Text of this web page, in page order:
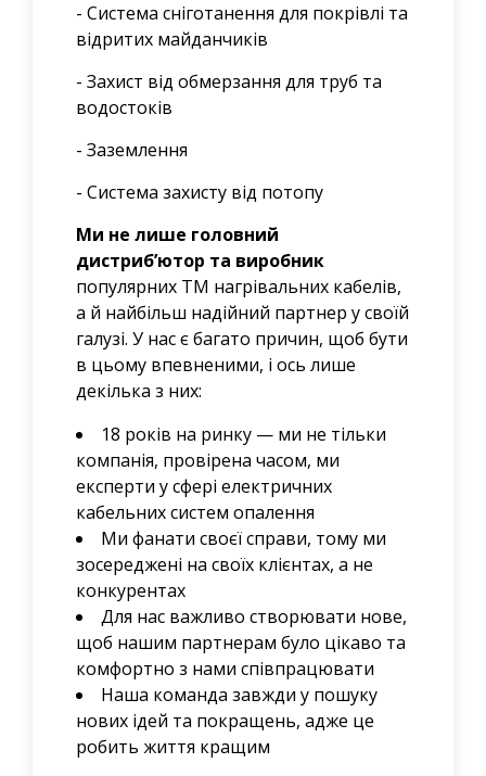
- Система сніготанення для покрівлі та
відритих майданчиків
- Захист від обмерзання для труб та
водостоків
- Заземлення
- Система захисту від потопу
Ми не лише головний
дистриб’ютор та виробник
популярних ТМ нагрівальних кабелів,
а й найбільш надійний партнер у своїй
галузі. У нас є багато причин, щоб бути
в цьому впевненими, і ось лише
декілька з них:
18 років на ринку — ми не тільки
компанія, провірена часом, ми
експерти у сфері електричних
кабельних систем опалення
Ми фанати своєї справи, тому ми
зосереджені на своїх клієнтах, а не
конкурентах
Для нас важливо створювати нове,
щоб нашим партнерам було цікаво та
комфортно з нами співпрацювати
Наша команда завжди у пошуку
нових ідей та покращень, адже це
робить життя кращим